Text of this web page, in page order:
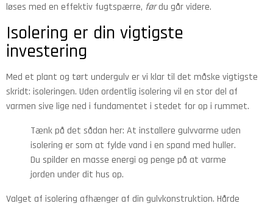
løses med en effektiv fugtspærre, førdu går videre.
Isolering er din vigtigste
investering
Med et plant og tørt undergulv er vi klar til det måske vigtigste
skridt: isoleringen. Uden ordentlig isolering vil en stor del af
varmen sive lige ned i fundamentet i stedet for op i rummet.
Tænk på det sådan her: At installere gulvvarme uden
isolering er som at fylde vand i en spand med huller.
Du spilder en masse energi og penge på at varme
jorden under dit hus op.
Valget af isolering afhænger af din gulvkonstruktion. Hårde